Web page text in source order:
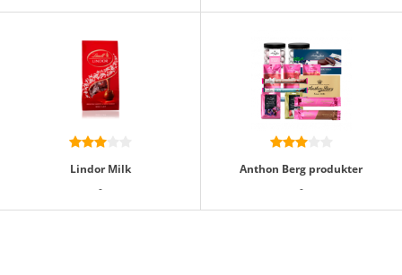
Lindor Milk
-
Anthon Berg produkter
-